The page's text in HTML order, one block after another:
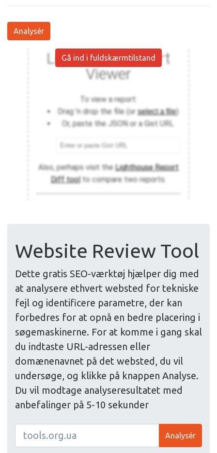
Analysér
Gå ind i fuldskærmtilstand
Website Review Tool
Dette gratis SEO-værktøj hjælper dig med
at analysere ethvert websted for tekniske
fejl og identificere parametre, der kan
forbedres for at opnå en bedre placering i
søgemaskinerne. For at komme i gang skal
du indtaste URL-adressen eller
domænenavnet på det websted, du vil
undersøge, og klikke på knappen Analyse.
Du vil modtage analyseresultatet med
anbefalinger på 5-10 sekunder
Analysér